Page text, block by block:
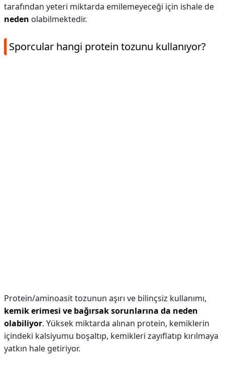
tarafından yeteri miktarda emilemeyeceği için ishale de
neden olabilmektedir.
Sporcular hangi protein tozunu kullanıyor?
Protein/aminoasit tozunun aşırı ve bilinçsiz kullanımı,
kemik erimesi ve bağırsak sorunlarına da neden
olabiliyor. Yüksek miktarda alınan protein, kemiklerin
içindeki kalsiyumu boşaltıp, kemikleri zayıflatıp kırılmaya
yatkın hale getiriyor.